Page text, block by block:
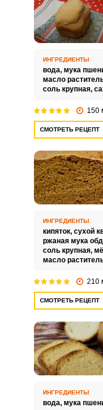
ИНГРЕДИЕНТЫ
вода, мука
масло
соль крупная,
150
СМОТРЕТЬ РЕЦЕПТ
ИНГРЕДИЕНТЫ
кипяток, сухой
ржаная мука
соль крупная,
масло
210
СМОТРЕТЬ РЕЦЕПТ
ИНГРЕДИЕНТЫ
вода, мука